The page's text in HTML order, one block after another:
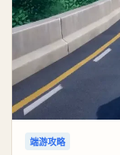
端游攻略